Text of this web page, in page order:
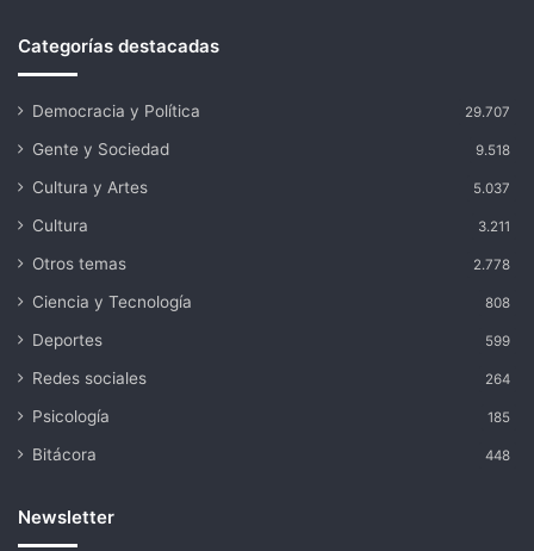
Categorías destacadas
Democracia y Política 29.707
Gente y Sociedad 9.518
Cultura y Artes 5.037
Cultura 3.211
Otros temas 2.778
Ciencia y Tecnología 808
Deportes 599
Redes sociales 264
Psicología 185
Bitácora 448
Newsletter